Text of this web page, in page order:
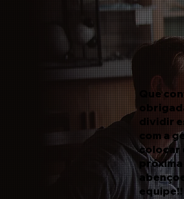
Que
dividir
com a
colocar
equipe!!